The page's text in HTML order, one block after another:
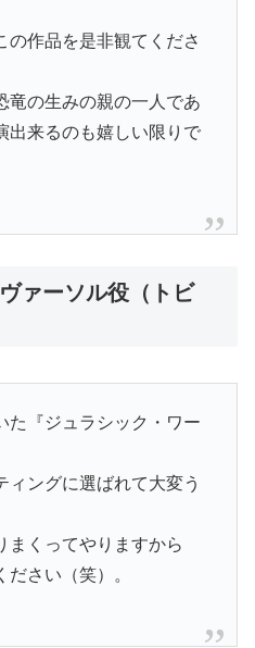
の作品を是非観てくださ
竜の生みの親の一人であ
出来るのも嬉しい限りで
ァーソル役（トビ
た『ジュラシック・ワー
ィングに選ばれて大変う
まくってやりますから
さい（笑）。